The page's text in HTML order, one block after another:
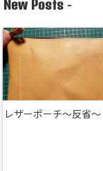
New Posts -
レザーポーチ～反省～